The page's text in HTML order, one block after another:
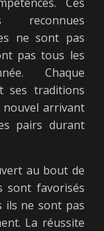
ne sont pas
pas tous les
Chaque
ses traditions
arrivant
pairs durant
au bout de
sont favorisés
ils ne sont pas
La réussite